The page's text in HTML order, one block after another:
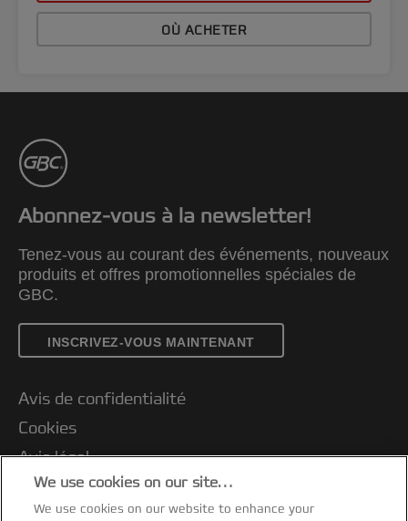
OÙ ACHETER
Abonnez-vous à la newsletter!
Tenez-vous au courant des événements, nouveaux
produits et offres promotionnelles spéciales de
GBC.
INSCRIVEZ-VOUS MAINTENANT
Avis de confidentialité
Cookies
Avis légal
Impression
Support client
We use cookies on our site…
We use cookies on our website to enhance your